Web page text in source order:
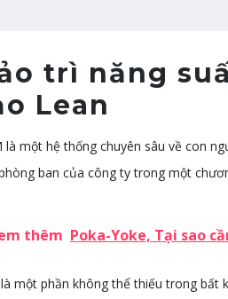
trì năng
Lean
là một hệ thống chuyên sâu về con
ban của công ty trong một
thêm Poka-Yoke, Tại sao
một phần không thể thiếu trong bất